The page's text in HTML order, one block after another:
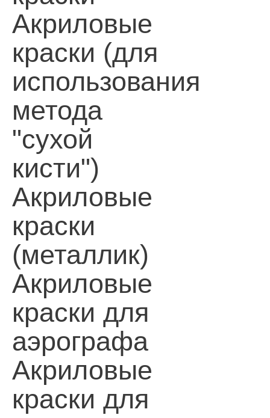
Акриловые
краски (для
использования
метода
"сухой
кисти")
Акриловые
краски
(металлик)
Акриловые
краски для
аэрографа
Акриловые
краски для